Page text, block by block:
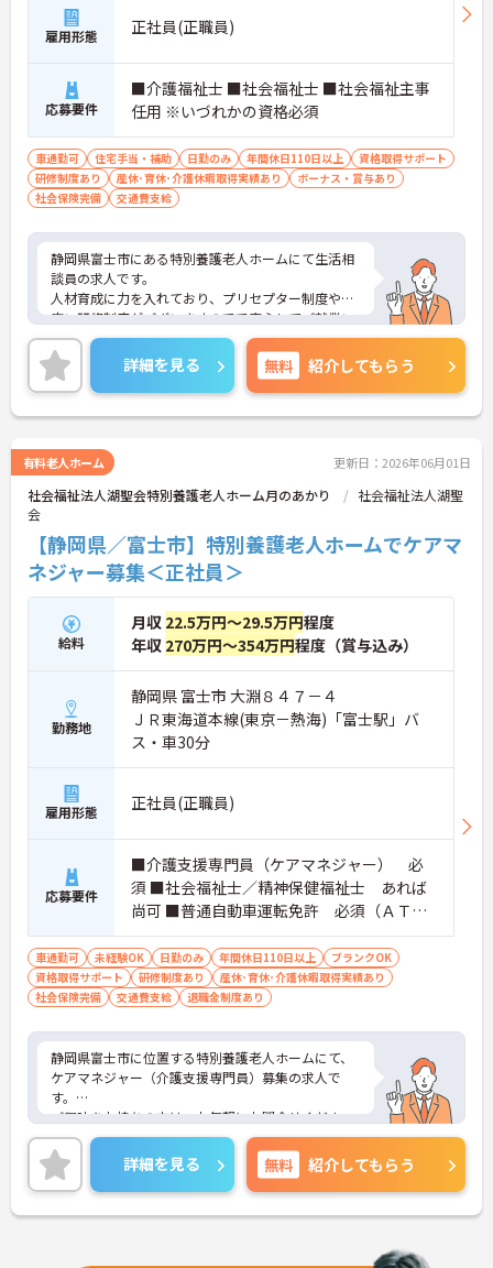
雇用形態 正社員(正職員)
応募要件
■介護福祉士 ■社会福祉士 ■社会福祉主事
任用 ※いづれかの資格必須
車通勤可 住宅手当・補助 日勤のみ 年間休日110日以上
資格取得サポート
研修制度あり
産休･育休･介護休暇取得実績あり
ボーナス・賞与あり
社会保険完備
交通費支給
静岡県富士市にある特別養護老人ホームにて生活相
談員の求人です。
人材育成に力を入れており、プリセプター制度や幅
広い研修制度がございますのでで安心してご就業い
ただけます！
ご興味をお持ちの方はお気軽にお問合せ下さい！
詳細を見る 無料 紹介してもらう
有料老人ホーム 更新日：2026年06月01日
社会福祉法人湖聖会特別養護老人ホーム月のあかり
社会福祉法人湖聖
会
【静岡県／富士市】特別養護老人ホームでケアマ
ネジャー募集＜正社員＞
給料
月収 22.5万円～29.5万円程度
年収 270万円～354万円程度（賞与込み）
勤務地
静岡県 富士市 大淵８４７－４
ＪＲ東海道本線(東京－熱海)「富士駅」バ
ス・車30分
雇用形態 正社員(正職員)
応募要件
■介護支援専門員（ケアマネジャー） 必
須 ■社会福祉士／精神保健福祉士 あれば
尚可 ■普通自動車運転免許 必須（ＡＴ限
定可） ＊高齢者介護分野での知識及び経
験 あれば尚可 ＊必要なPCスキル：携帯電
話を扱える程度でOK
車通勤可 未経験OK 日勤のみ 年間休日110日以上
ブランクOK
資格取得サポート
研修制度あり
産休･育休･介護休暇取得実績あり
社会保険完備
交通費支給 退職金制度あり
静岡県富士市に位置する特別養護老人ホームにて、
ケアマネジャー（介護支援専門員）募集の求人で
す。
ご興味をお持ちの方は、お気軽にお問合せくださ
い。
詳細を見る 無料 紹介してもらう